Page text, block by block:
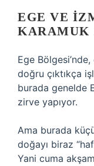
EGE VE
KARAMUK
Ege
doğru çıktıkça
burada genelde
zirve yapıyor.
Ama burada
doğayı biraz
Yani cuma